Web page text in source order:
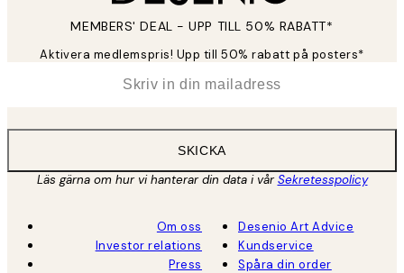
MEMBERS' DEAL - UPP TILL 50% RABATT*
Aktivera medlemspris! Upp till 50% rabatt på posters*
SKICKA
Läs gärna om hur vi hanterar din data i vårSekretesspolicy
Om oss
Investor relations
Press
Desenio Art Advice
Kundservice
Spåra din order